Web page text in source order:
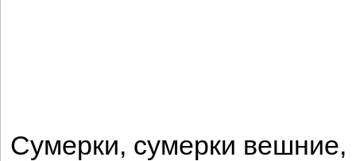
Сумерки, сумерки вешние,